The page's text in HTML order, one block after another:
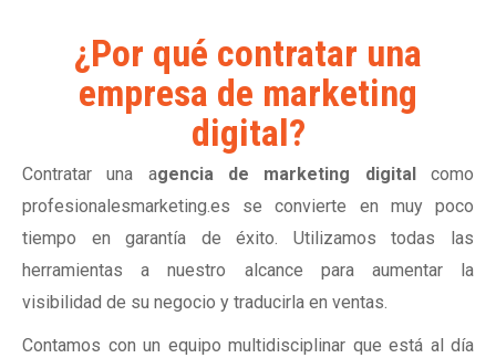
¿Por qué contratar una
empresa de marketing
digital?
Contratar una agencia de marketing digitalcomo
profesionalesmarketing.es se convierte en muy poco
tiempo en garantía de éxito. Utilizamos todas las
herramientas a nuestro alcance para aumentar la
visibilidad de su negocio y traducirla en ventas.
Contamos con un equipo multidisciplinar que está al día